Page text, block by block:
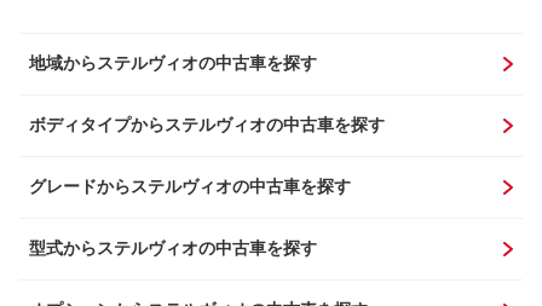
地域からステルヴィオの中古車を探す
ボディタイプからステルヴィオの中古車を探す
グレードからステルヴィオの中古車を探す
型式からステルヴィオの中古車を探す